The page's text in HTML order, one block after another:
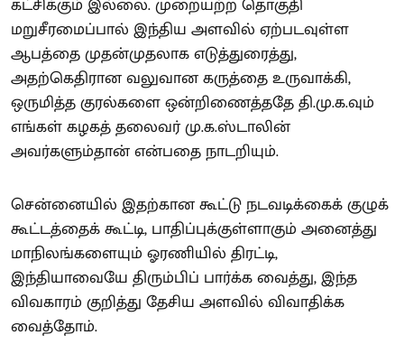
கட்சிக்கும் இல்லை. முறையற்ற தொகுதி
மறுசீரமைப்பால் இந்திய அளவில் ஏற்படவுள்ள
ஆபத்தை முதன்முதலாக எடுத்துரைத்து,
அதற்கெதிரான வலுவான கருத்தை உருவாக்கி,
ஒருமித்த குரல்களை ஒன்றிணைத்ததே தி.மு.க.வும்
எங்கள் கழகத் தலைவர் மு.க.ஸ்டாலின்
அவர்களும்தான் என்பதை நாடறியும்.
சென்னையில் இதற்கான கூட்டு நடவடிக்கைக் குழுக்
கூட்டத்தைக் கூட்டி, பாதிப்புக்குள்ளாகும் அனைத்து
மாநிலங்களையும் ஓரணியில் திரட்டி,
இந்தியாவையே திரும்பிப் பார்க்க வைத்து, இந்த
விவகாரம் குறித்து தேசிய அளவில் விவாதிக்க
வைத்தோம்.